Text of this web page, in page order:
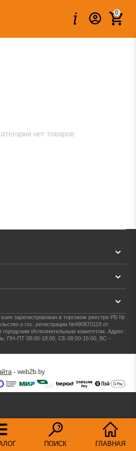
0
нет товаров
ПОИСК ГЛАВНАЯ
зарегистрирован в торговом реестре РБ №
о гос. регистрации №490870118 от
городским Исполнительным комитетом.Адрес:
ПН-ПТ 08:00-18:00, СБ 08:00-15:00, ВС -
- web2b.by